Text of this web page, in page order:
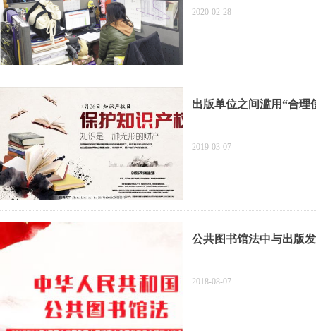
2020-02-28
出版单位之间滥用“合理
2019-03-07
公共图书馆法中与出版
2018-08-07